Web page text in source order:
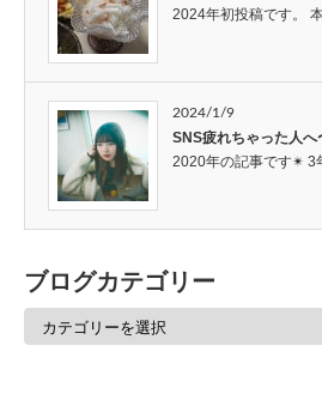
2024年初投稿です。
2024/1/9
SNS疲れちゃった人
2020年の記事です✴︎ 3
ブログカテゴリー